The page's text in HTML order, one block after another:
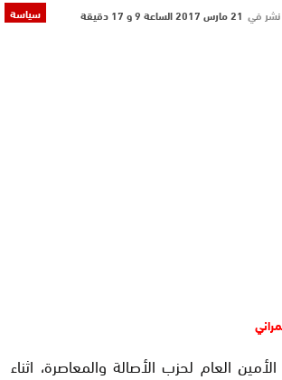
سياسة نشر في 21 مارس 2017 الساعة 9 و 17 دقيقة
العام لحزب الأصالة والمعاصرة، اثناء